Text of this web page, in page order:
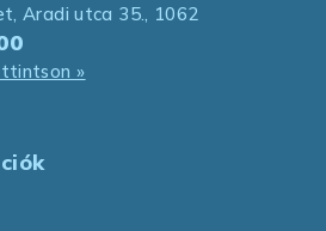
Aradi utca 35., 1062
»